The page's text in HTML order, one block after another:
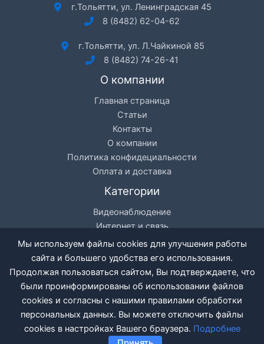
г.Тольятти, ул. Ленинградская 45
8 (8482) 62-04-62
г.Тольятти, ул. Л.Чайкиной 85
8 (8482) 74-26-41
О компании
Главная страница
Статьи
Контакты
О компании
Политика конфидециальности
Оплата и доставка
Категории
Видеонаблюдение
Интернет и связь
Цифровое телевидение
Кондиционеры
Разное
© 2025 ТВ-Сервис Тольятти, Все права защищены
Мы используем файлы cookies для улучшения работы
сайта и большего удобства его использования.
Продолжая пользоваться сайтом, Вы подтверждаете, что
были проинформированы об использовании файлов
cookies и согласны с нашими правилами обработки
персональных данных. Вы можете отключить файлы
cookies в настройках Вашего браузера. Подробнее